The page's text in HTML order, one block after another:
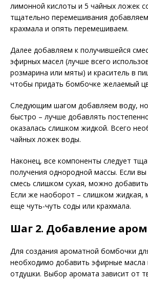
лимонной кислоты и 5 чайных ложек
тщательно перемешивания
крахмала и опять перемешиваем.
Далее добавляем к получившейся
эфирных масел (лучше всего
розмарина или мяты) и краситель в
чтобы придать бомбочке желаемый
Следующим шагом добавляем воду,
быстро – лучше добавлять
оказалась слишком жидкой. Всего
чайных ложек воды.
Наконец, все компоненты следует
получения однородной массы. Если
смесь слишком сухая, можно
Если же наоборот – слишком жидкая,
еще чуть-чуть соды или крахмала.
Шаг 2. Добавление
Для создания ароматной бомбочки
необходимо добавить эфирные масла
отдушки. Выбор аромата зависит от